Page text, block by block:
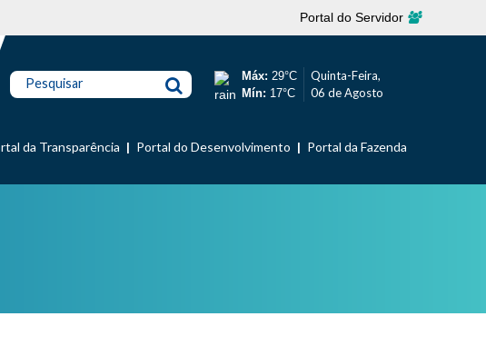
Portal do Servidor
Pesquisar Máx: 29°C
Mín: 17°C
Quinta-Feira,
06 de Agosto
da Transparência Portal do Desenvolvimento Portal da Fazenda